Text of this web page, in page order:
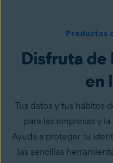
Productos
Disfruta de
en
Tus datos y tus hábitos
para las empresas y
Ayuda a proteger tu
las sencillas